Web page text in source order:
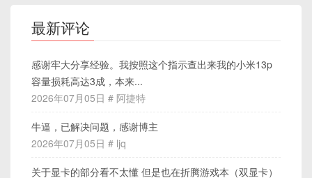
最新评论
感谢牢大分享经验。我按照这个指示查出来我的小米13p
容量损耗高达3成，本来...
2026年07月05日 # 阿捷特
牛逼，已解决问题，感谢博主
2026年07月05日 # ljq
关于显卡的部分看不太懂 但是也在折腾游戏本（双显卡）